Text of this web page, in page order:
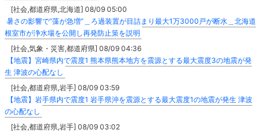
[社会,都道府県,北海道] 08/09 05:00
暑さの影響で”藻が急増”＿ろ過装置が目詰まり最大1万3000戸が断水＿北海道
根室市が浄水場を公開し再発防止策を説明
[社会,気象・災害,都道府県] 08/09 04:36
【地震】宮崎県内で震度1 熊本県熊本地方を震源とする最大震度3の地震が発
生 津波の心配なし
[社会,都道府県,岩手] 08/09 03:59
【地震】岩手県内で震度1 岩手県沖を震源とする最大震度1の地震が発生 津波
の心配なし
[社会,都道府県,岩手] 08/09 03:02